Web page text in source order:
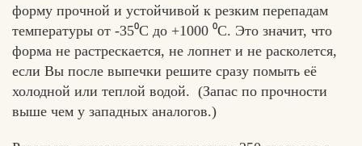
форму прочной и устойчивой к резким перепадам
температуры от -35⁰С до +1000 ⁰С. Это значит, что
форма не растрескается, не лопнет и не расколется,
если Вы после выпечки решите сразу помыть её
холодной или теплой водой. (Запас по прочности
выше чем у западных аналогов.)